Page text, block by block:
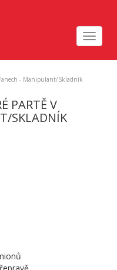
Toggle
- Manipulant/Skladník
PARTĚ V
SKLADNÍK